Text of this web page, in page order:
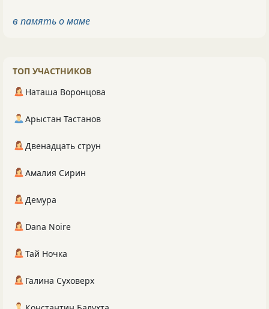
в память о маме
ТОП УЧАСТНИКОВ
Наташа Воронцова
Арыстан Тастанов
Двенадцать струн
Амалия Сирин
Демура
Dana Noire
Тай Ночка
Галина Суховерх